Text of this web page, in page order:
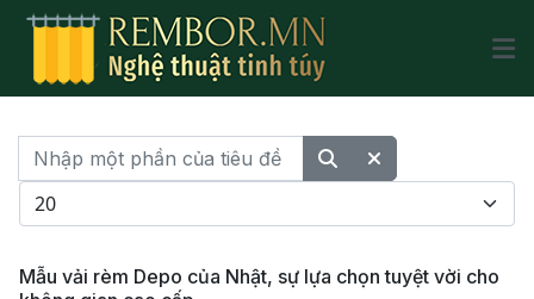
Nhập một phần của tiêu đề
Hiển thị #
Mẫu vải rèm Depo của Nhật, sự lựa chọn tuyệt vời cho